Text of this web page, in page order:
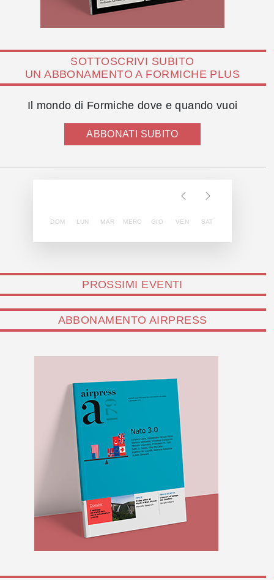
SOTTOSCRIVI SUBITO
UN ABBONAMENTO A FORMICHE PLUS
Il mondo di Formiche dove e quando vuoi
ABBONATI SUBITO
DOM LUN MAR MERC GIO VEN SAT
PROSSIMI EVENTI
ABBONAMENTO AIRPRESS